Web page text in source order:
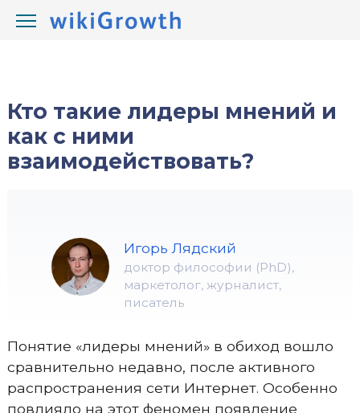
wikiGrowth.com / Развитие /
Кто такие лидеры мнений и
как с ними
взаимодействовать?
Игорь Лядский
доктор философии (PhD),
маркетолог, журналист,
писатель
Понятие «лидеры мнений» в обиход вошло
сравнительно недавно, после активного
распространения сети Интернет. Особенно
повлияло на этот феномен появление